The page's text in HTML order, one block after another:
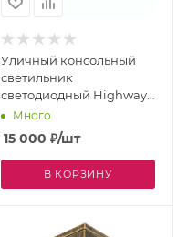
Уличный консольный
светильник
светодиодный Highway
3041-1U IP65
Много
15 000 ₽/шт
В КОРЗИНУ